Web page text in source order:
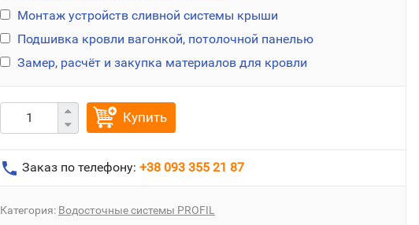
Монтаж устройств сливной системы крыши
Подшивка кровли вагонкой, потолочной панелью
Замер, расчёт и закупка материалов для кровли
Купить
Заказ по телефону: +38 093 355 21 87
Категория: Водосточные системы PROFIL